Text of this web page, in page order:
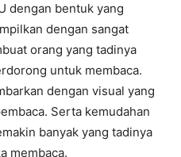
dengan bentuk yang
dengan sangat
orang yang tadinya
untuk membaca.
dengan visual yang
Serta kemudahan
banyak yang tadinya
membaca.